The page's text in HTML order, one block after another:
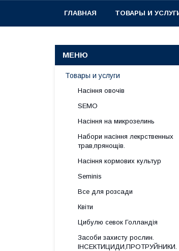
ГЛАВНАЯ ТОВАРЫ И
Товары и услуги
Насіння овочів
SEMO
Насіння на микрозелинь
Набори насіння лекрственных
трав,прянощів.
Насіння кормових культур
Seminis
Все для розсади
Квіти
Цибулю севок Голландія
Засоби захисту рослин.
ІНСЕКТИЦИДИ,ПРОТРУЙНИКИ.